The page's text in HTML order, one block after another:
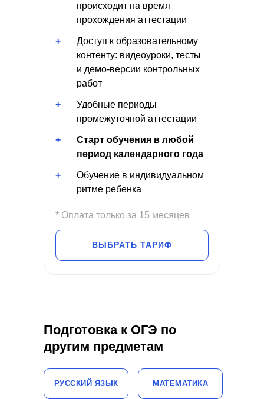
происходит на время
прохождения аттестации
+
Доступ к образовательному
контенту: видеоуроки, тесты
и демо-версии контрольных
работ
+
Удобные периоды
промежуточной аттестации
+
Старт обучения в любой
период календарного года
+
Обучение в индивидуальном
ритме ребенка
ВЫБРАТЬ ТАРИФ
* Оплата только за 15 месяцев
Подготовка к ОГЭ по
другим предметам
РУССКИЙ ЯЗЫК МАТЕМАТИКА